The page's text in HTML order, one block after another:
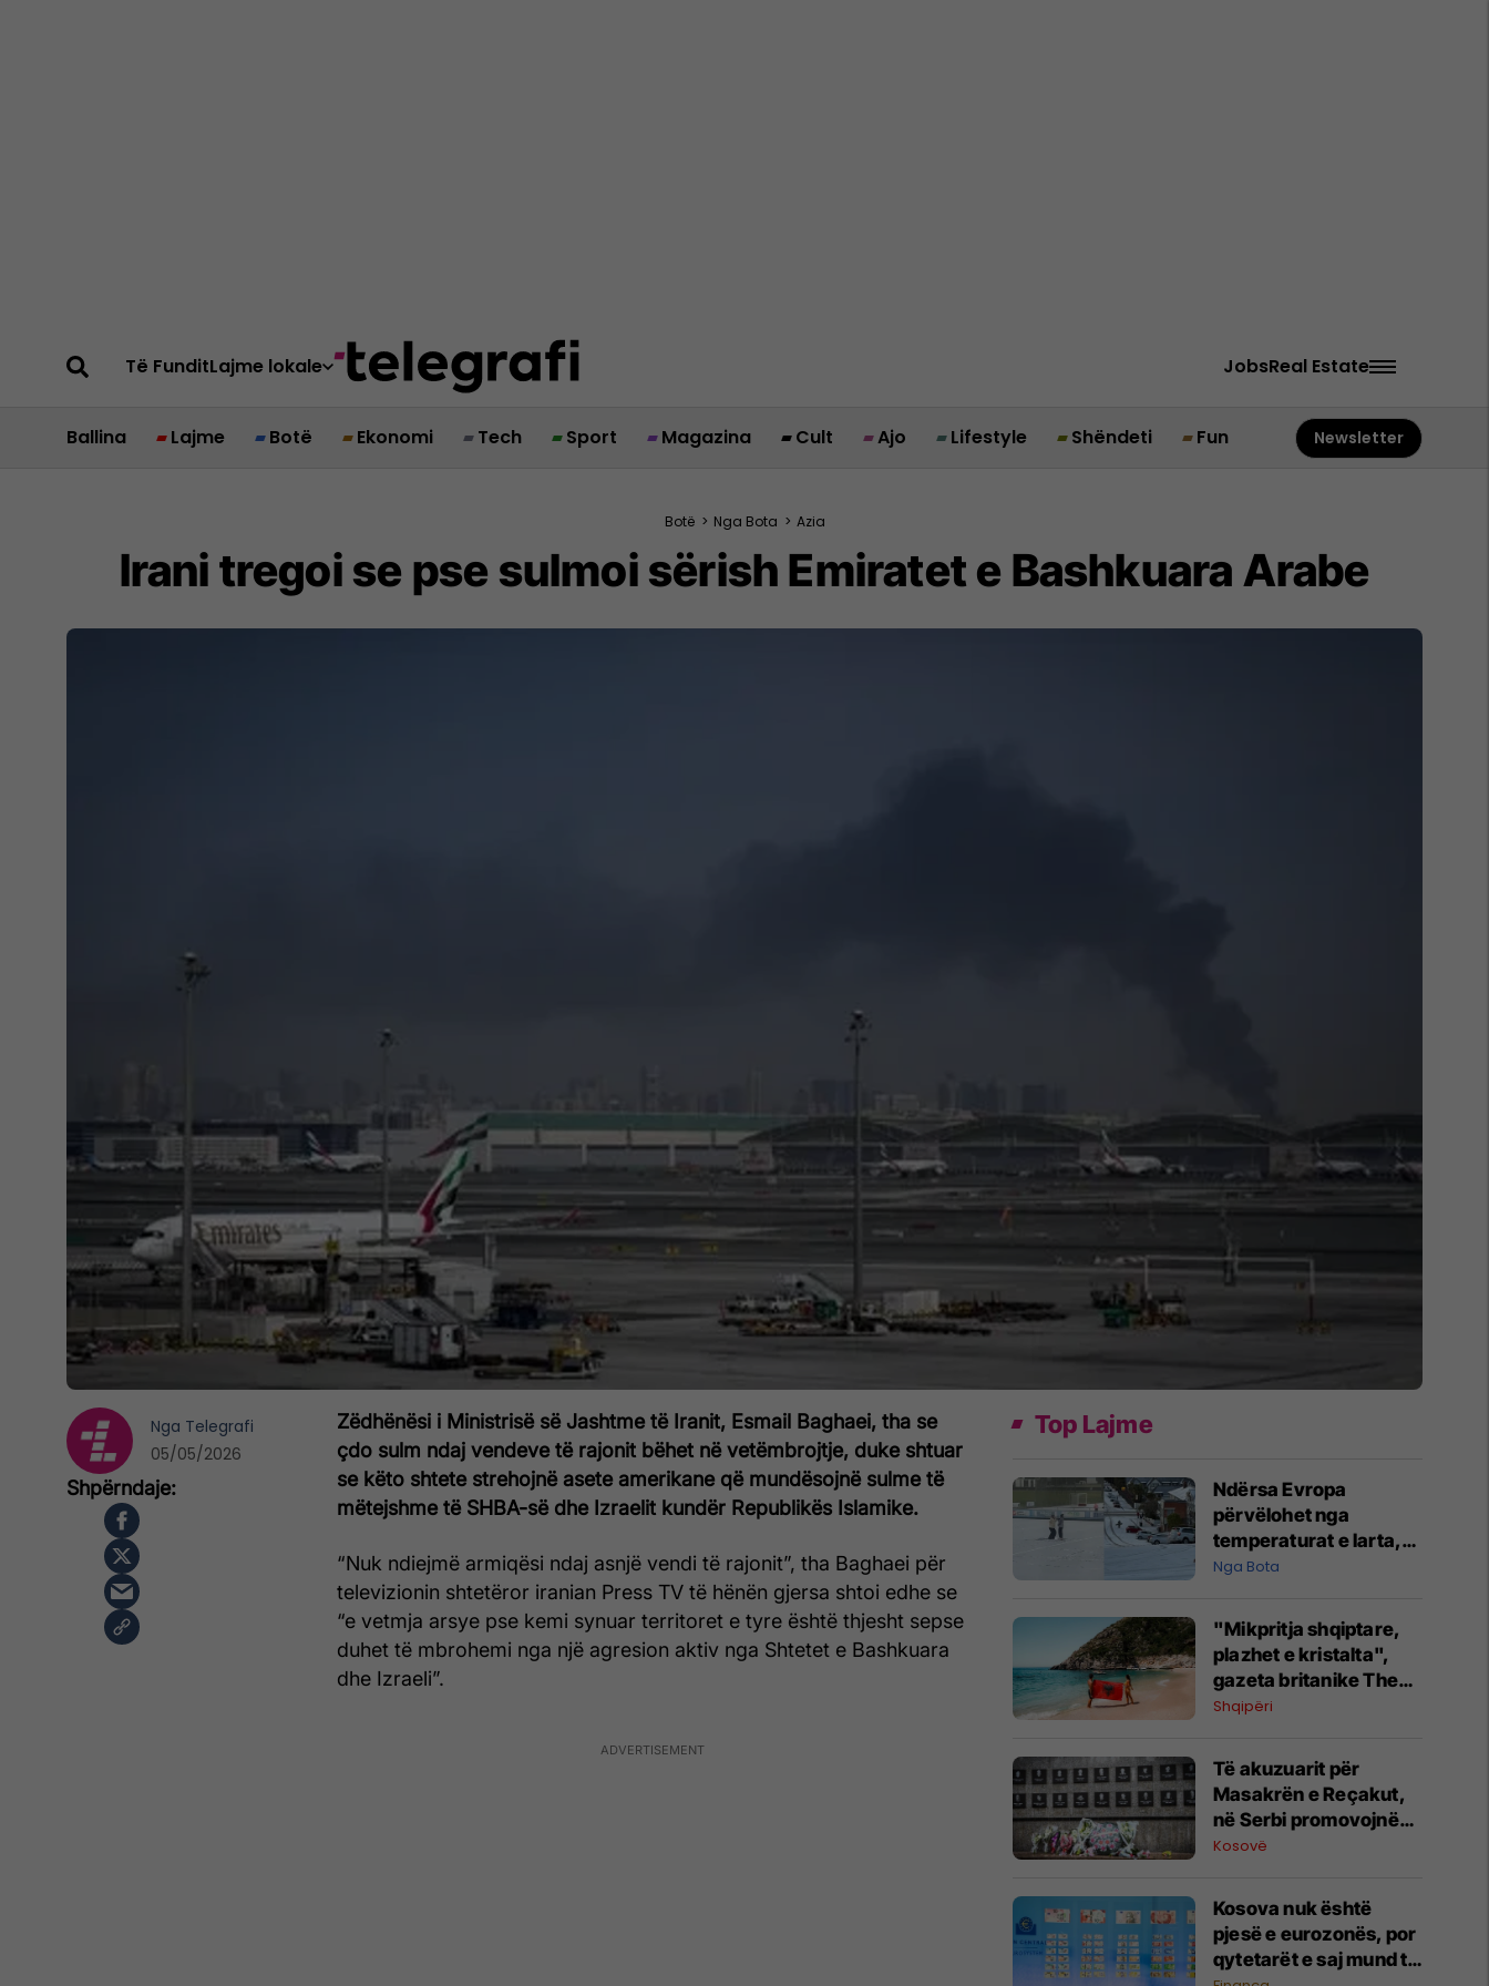
Të FunditLajme lokale JobsReal Estate
Ballina Lajme Botë Ekonomi Tech Sport Magazina Cult Ajo Lifestyle Shëndeti Fun Newsletter
Botë > Nga Bota > Azia
Irani tregoi se pse sulmoi sërish Emiratet e Bashkuara Arabe
Zëdhënësi i Ministrisë së Jashtme të Iranit, Esmail Baghaei, tha se
çdo sulm ndaj vendeve të rajonit bëhet në vetëmbrojtje, duke shtuar
se këto shtete strehojnë asete amerikane që mundësojnë sulme të
mëtejshme të SHBA-së dhe Izraelit kundër Republikës Islamike.
“Nuk ndiejmë armiqësi ndaj asnjë vendi të rajonit”, tha Baghaei për
televizionin shtetëror iranian Press TV të hënën gjersa shtoi edhe se
“e vetmja arsye pse kemi synuar territoret e tyre është thjesht sepse
duhet të mbrohemi nga një agresion aktiv nga Shtetet e Bashkuara
dhe Izraeli”.
Nga Telegrafi
05/05/2026
Top Lajme
Ndërsa Evropa
përvëlohet nga
temperaturat e larta,
Zelanda e Re goditet
Nga Bota
"Mikpritja shqiptare,
plazhet e kristalta",
gazeta britanike The
Sun i kushton artikull
që duhet vizituar
Shqipëri
Të akuzuarit për
Masakrën e Reçakut,
në Serbi promovojnë
mohimin e krimit
Kosovë
Kosova nuk është
pjesë e eurozonës, por
qytetarët e saj mund të